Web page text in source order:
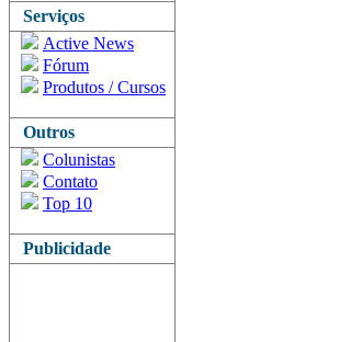
Serviços
Active News
Fórum
Produtos / Cursos
Outros
Colunistas
Contato
Top 10
Publicidade